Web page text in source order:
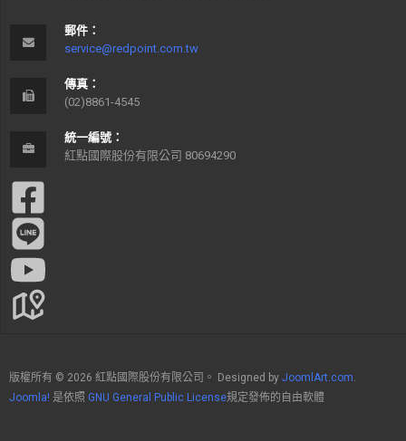
郵件：
service@redpoint.com.tw
傳真：
(02)8861-4545
統一編號：
紅點國際股份有限公司 80694290
版權所有 © 2026 紅點國際股份有限公司。 Designed by JoomlArt.com
Joomla! 是依照 GNU General Public License規定發佈的自由軟體